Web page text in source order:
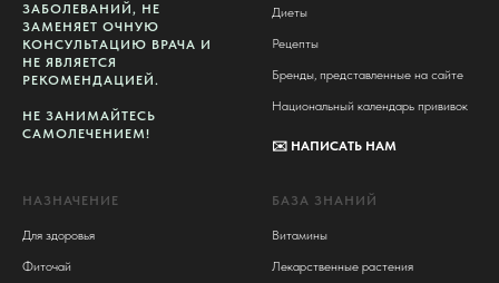
ЗАБОЛЕВАНИЙ, НЕ
ЗАМЕНЯЕТ ОЧНУЮ
КОНСУЛЬТАЦИЮ ВРАЧА И
НЕ ЯВЛЯЕТСЯ
РЕКОМЕНДАЦИЕЙ.
НЕ ЗАНИМАЙТЕСЬ
САМОЛЕЧЕНИЕМ!
Диеты
Рецепты
Бренды, представленные на сайте
Национальный календарь прививок
✉️ НАПИСАТЬ НАМ
НАЗНАЧЕНИЕ
Для здоровья
Фиточай
БАЗА ЗНАНИЙ
Витамины
Лекарственные растения